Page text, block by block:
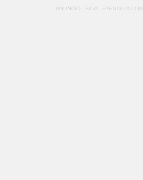
ANUNCIO - SIGA LEYENDO A